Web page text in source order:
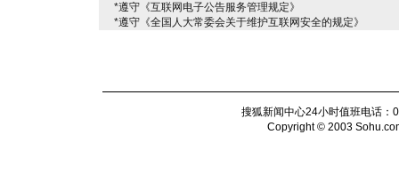
*遵守《互联网电子公告服务管理规定》
*遵守《全国人大常委会关于维护互联网安全的规定》
搜狐新闻中心24小时值班电话
Copyright © 2003